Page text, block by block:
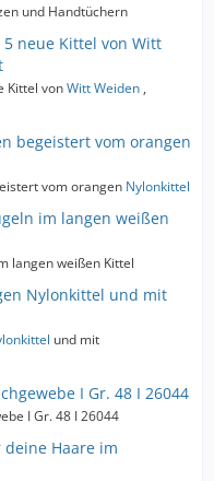
und Handtüchern
neue Kittel von Witt
Kittel vonWitt Weiden ,
begeistert vom orangen
vom orangen Nylonkittel
im langen weißen
langen weißen Kittel
Nylonkittel und mit
und mit
I Gr. 48 I 26044
I Gr. 48 I 26044
Haare im